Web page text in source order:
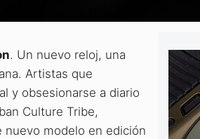
. Un nuevo reloj, una
Artistas que
y obsesionarse a diario
Culture Tribe,
nuevo modelo en edición